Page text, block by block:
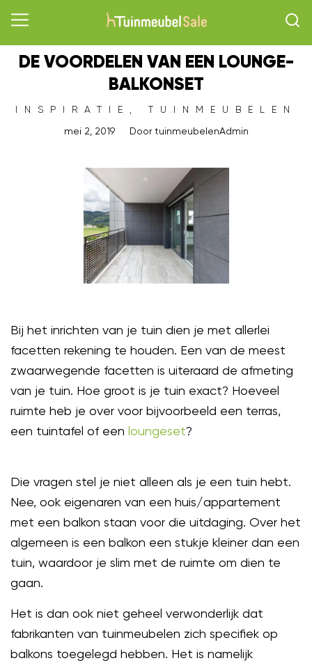
DE VOORDELEN VAN EEN LOUNGE-
BALKONSET
INSPIRATIE
TUINMEUBELEN
mei 2, 2019
DoortuinmeubelenAdmin
Bij het inrichten van je tuin dien je met allerlei
facetten rekening te houden. Een van de meest
zwaarwegende facetten is uiteraard de afmeting
van je tuin. Hoe groot is je tuin exact? Hoeveel
ruimte heb je over voor bijvoorbeeld een terras,
een tuintafel of een loungeset?
Die vragen stel je niet alleen als je een tuin hebt.
Nee, ook eigenaren van een huis/appartement
met een balkon staan voor die uitdaging. Over het
algemeen is een balkon een stukje kleiner dan een
tuin, waardoor je slim met de ruimte om dien te
gaan.
Het is dan ook niet geheel verwonderlijk dat
fabrikanten van tuinmeubelen zich specifiek op
balkons toegelegd hebben. Het is namelijk